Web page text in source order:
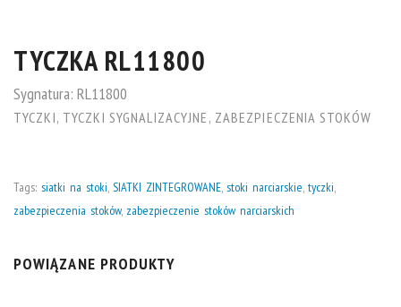
TYCZKA RL11800
Sygnatura: RL11800
TYCZKI, TYCZKI SYGNALIZACYJNE , ZABEZPIECZENIA STOKÓW
Tags: siatki na stoki, SIATKI ZINTEGROWANE, stoki narciarskie, tyczki
zabezpieczenia stoków, zabezpieczenie stoków narciarskich
POWIĄZANE PRODUKTY